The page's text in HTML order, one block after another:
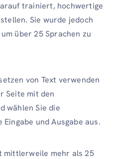
trainiert, hochwertige
Sie wurde jedoch
über 25 Sprachen zu
von Text verwenden
Seite mit den
wählen Sie die
und Ausgabe aus.
mehr als 25